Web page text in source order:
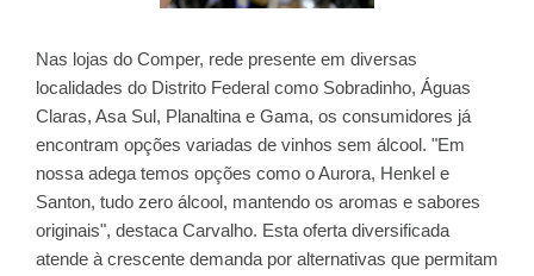
Nas lojas do Comper, rede presente em diversas
localidades do Distrito Federal como Sobradinho, Águas
Claras, Asa Sul, Planaltina e Gama, os consumidores já
encontram opções variadas de vinhos sem álcool. "Em
nossa adega temos opções como o Aurora, Henkel e
Santon, tudo zero álcool, mantendo os aromas e sabores
originais", destaca Carvalho. Esta oferta diversificada
atende à crescente demanda por alternativas que permitam